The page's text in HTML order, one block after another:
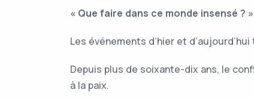
« Que faire dans ce monde insensé ? »
Les événements d’hier et
Depuis plus de soixante-dix ans, le
à la paix.